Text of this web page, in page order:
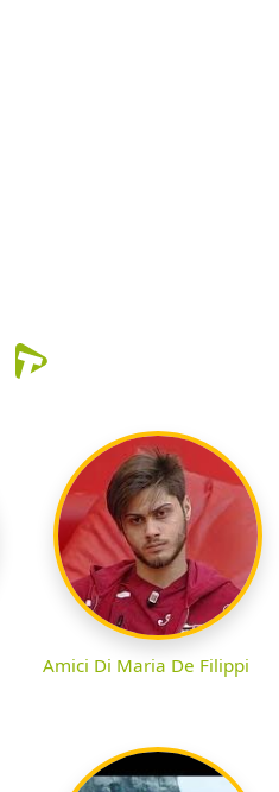
Amici Di Maria De Filippi